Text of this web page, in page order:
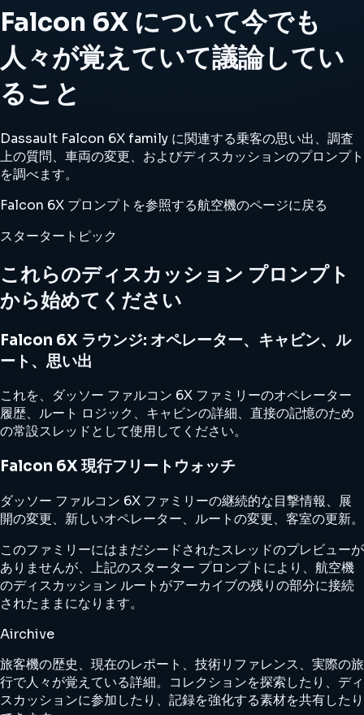
Falcon 6X について今でも
人々が覚えていて議論してい
ること
Dassault Falcon 6X family に関連する乗客の思い出、調査
上の質問、車両の変更、およびディスカッションのプロンプト
を調べます。
Falcon 6X プロンプトを参照する航空機のページに戻る
スタータートピック
これらのディスカッション プロンプト
から始めてください
Falcon 6X ラウンジ: オペレーター、キャビン、ル
ート、思い出
これを、ダッソー ファルコン 6X ファミリーのオペレーター
履歴、ルート ロジック、キャビンの詳細、直接の記憶のため
の常設スレッドとして使用してください。
Falcon 6X 現行フリートウォッチ
ダッソー ファルコン 6X ファミリーの継続的な目撃情報、展
開の変更、新しいオペレーター、ルートの変更、客室の更新。
このファミリーにはまだシードされたスレッドのプレビューが
ありませんが、上記のスターター プロンプトにより、航空機
のディスカッション ルートがアーカイブの残りの部分に接続
されたままになります。
Airchive
旅客機の歴史、現在のレポート、技術リファレンス、実際の旅
行で人々が覚えている詳細。コレクションを探索したり、ディ
スカッションに参加したり、記録を強化する素材を共有したり